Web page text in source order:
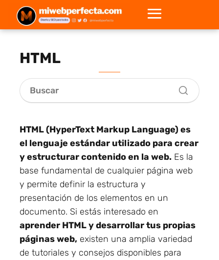
HTML
HTML (HyperText Markup Language) es
el lenguaje estándar utilizado para crear
y estructurar contenido en la web. Es la
base fundamental de cualquier página web
y permite definir la estructura y
presentación de los elementos en un
documento. Si estás interesado en
aprender HTML y desarrollar tus propias
páginas web, existen una amplia variedad
de tutoriales y consejos disponibles para